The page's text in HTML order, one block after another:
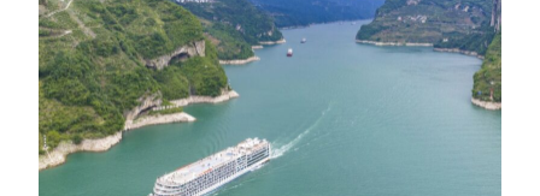
rafforza
la
tutela
dei
diritti
ambientali